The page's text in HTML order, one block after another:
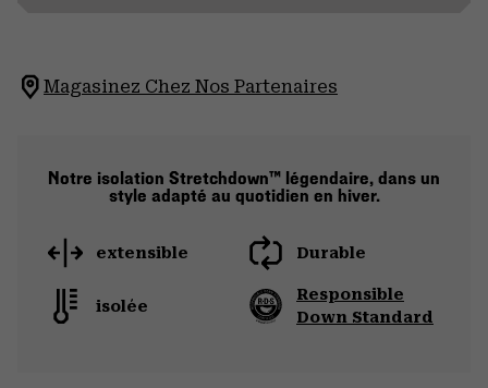
Magasinez Chez Nos Partenaires
Notre isolation Stretchdown™ légendaire, dans un
style adapté au quotidien en hiver.
extensible Durable
isolée
Responsible
Down Standard